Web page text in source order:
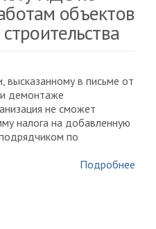
объектов
в письме от
демонтаже
не сможет
налога на добавленную
по
Подробнее